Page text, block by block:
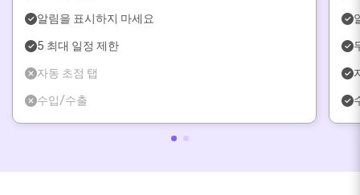
알림을 표시하지 마세요
5 최대 일정 제한
자동 초점 탭
수입/수출